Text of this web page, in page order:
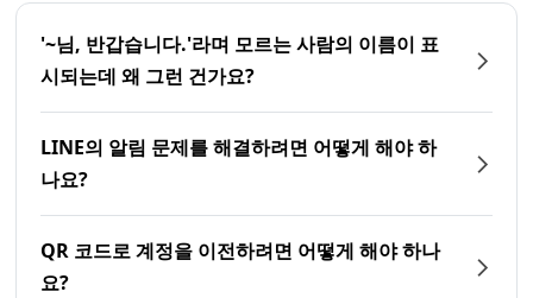
'~님, 반갑습니다.'라며 모르는 사람의 이름이 표
시되는데 왜 그런 건가요?
LINE의 알림 문제를 해결하려면 어떻게 해야 하
나요?
QR 코드로 계정을 이전하려면 어떻게 해야 하나
요?